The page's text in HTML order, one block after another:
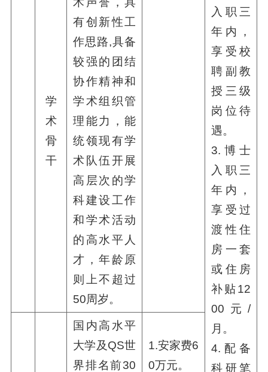
入职三
年内，
享受校
聘副教
授三级
岗位待
遇。
3.博士
入职三
年内，
享受过
渡性住
房一套
或住房
补贴12
00元/
月。
4.配备
科研笔
学
术
骨
干
有创新性工
作思路,具备
较强的团结
协作精神和
学术组织管
理能力，能
统领现有学
术队伍开展
高层次的学
科建设工作
和学术活动
的高水平人
才，年龄原
则上不超过
50周岁。
国内高水平
大学及QS世
界排名前30
1.安家费6
0万元。